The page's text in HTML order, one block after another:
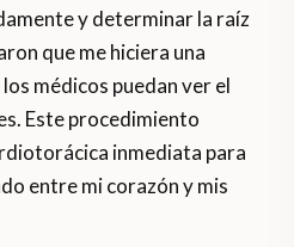
y determinar la raíz
que me hiciera una
médicos puedan ver el
Este procedimiento
inmediata para
entre mi corazón y mis